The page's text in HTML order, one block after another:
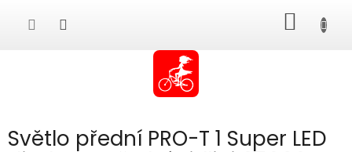
KOŠÍK
Světlo přední PRO-T 1 Super LED